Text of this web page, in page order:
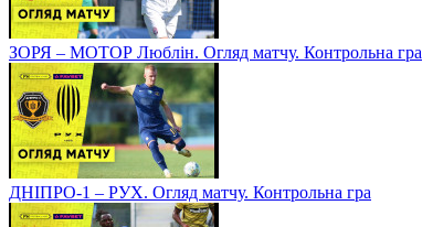
ЗОРЯ – МОТОР Люблін. Огляд матчу. Контрольна гра
ДНІПРО-1 – РУХ. Огляд матчу. Контрольна гра